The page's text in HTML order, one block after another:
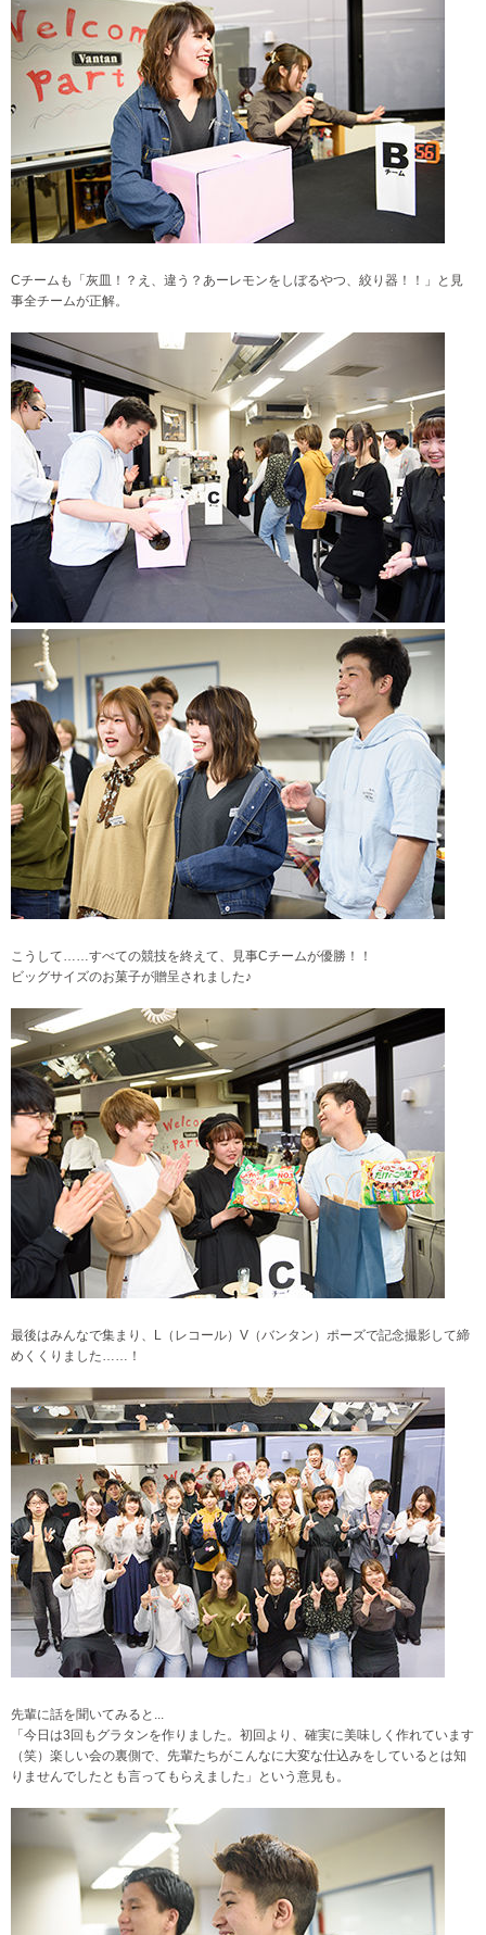
Cチームも「灰皿！？え、違う？あーレモンをしぼるやつ、絞り器！！」と見
事全チームが正解。
こうして……すべての競技を終えて、見事Cチームが優勝！！
ビッグサイズのお菓子が贈呈されました♪
最後はみんなで集まり、L（レコール）V（バンタン）ポーズで記念撮影して締
めくくりました……！
先輩に話を聞いてみると...
「今日は3回もグラタンを作りました。初回より、確実に美味しく作れています
（笑）楽しい会の裏側で、先輩たちがこんなに大変な仕込みをしているとは知
りませんでしたとも言ってもらえました」という意見も。